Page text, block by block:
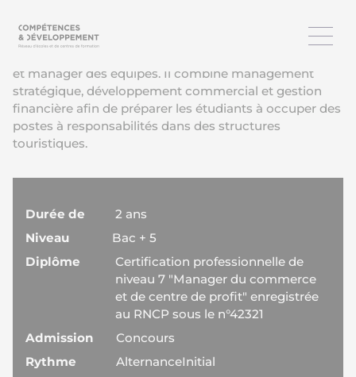
Ce mastère en management touristique forme les
futurs cadres dirigeants capables de piloter une unité
et manager des équipes. Il combine management
stratégique, développement commercial et gestion
financière afin de préparer les étudiants à occuper des
postes à responsabilités dans des structures
touristiques.
Durée de
2 ans
Niveau
Bac + 5
Diplôme
Certification professionnelle de
niveau 7 "Manager du commerce
et de centre de profit" enregistrée
au RNCP sous le n°42321
Admission
Concours
Rythme
AlternanceInitial